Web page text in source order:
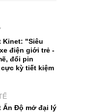
Kinet: "Siêu
điện giới trẻ -
đổi pin
kỳ tiết kiệm
Ấn Độ mở đại lý